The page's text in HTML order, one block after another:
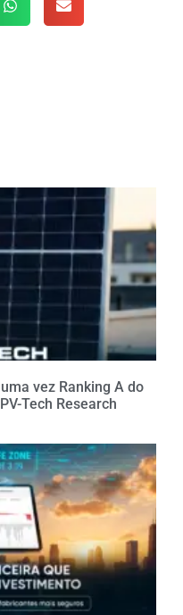
vez Ranking A do
Tech Research